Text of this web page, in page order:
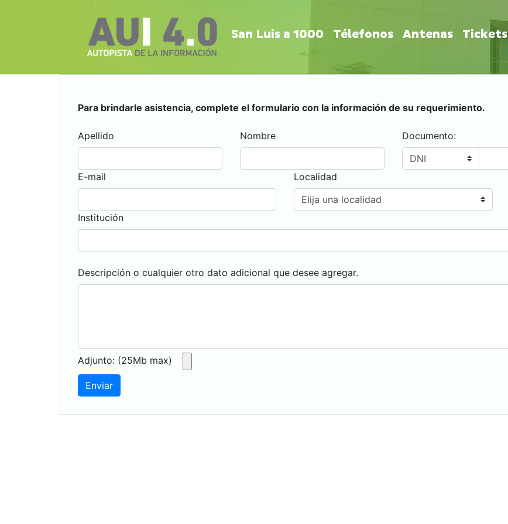
San Luis a 1000 Télefonos Antenas Tickets
Para brindarle asistencia, complete el formulario con la información de su requerimiento.
Apellido Nombre Documento:
E-mail Localidad
Institución
Descripción o cualquier otro dato adicional que desee agregar.
Adjunto: (25Mb max)